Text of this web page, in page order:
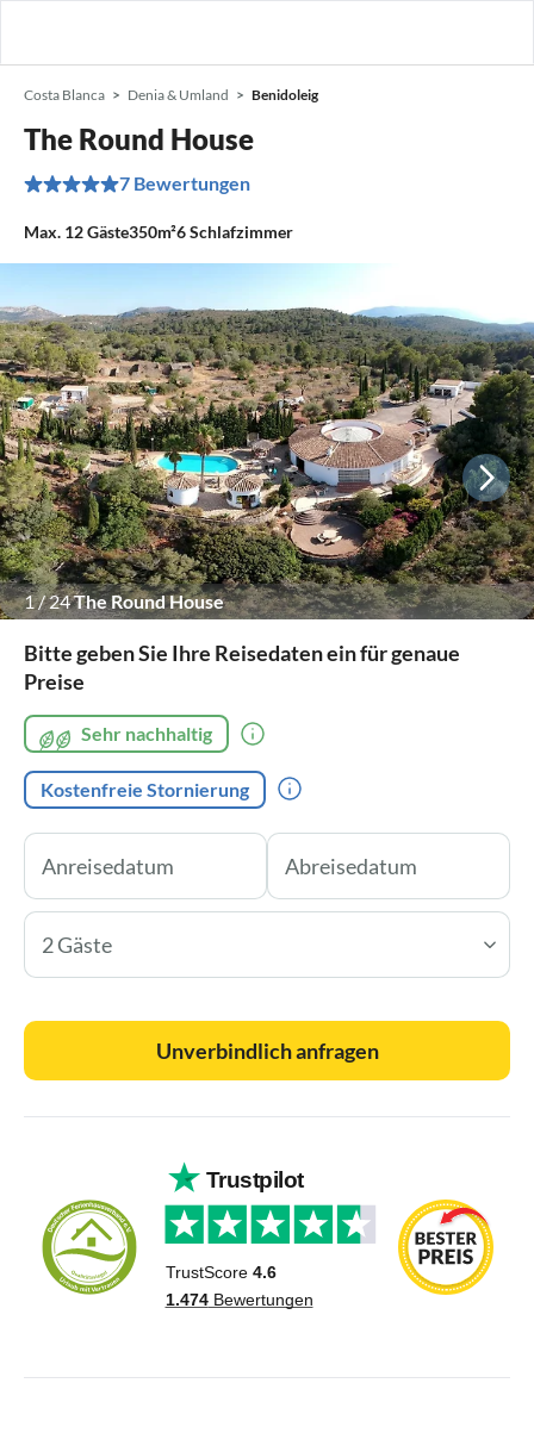
Costa Blanca Denia & Umland Benidoleig
The Round House
7 Bewertungen
Max. 12Gäste350m²6Schlafzimmer
1/24The Round House
Bitte geben Sie Ihre Reisedaten ein für genaue
Preise
Sehr nachhaltig
Kostenfreie Stornierung
2 Gäste
Unverbindlich anfragen